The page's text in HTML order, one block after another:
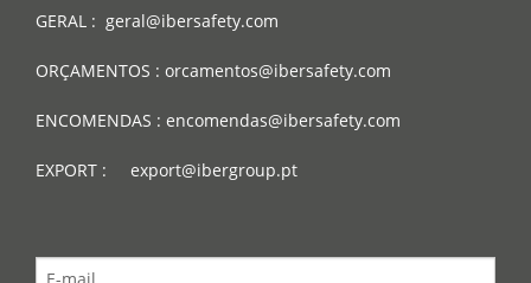
GERAL : geral@ibersafety.com
ORÇAMENTOS : orcamentos@ibersafety.com
ENCOMENDAS : encomendas@ibersafety.com
EXPORT : export@ibergroup.pt